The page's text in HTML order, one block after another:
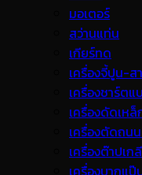
มอเตอร์
สว่านแท่น
เกียร์ทด
เครื่องจี้ปูน-ส
เครื่องชาร์ตแ
เครื่องดัดเหล็
เครื่องตัดถน
เครื่องต๊าปเก
เครื่องบากแป๊